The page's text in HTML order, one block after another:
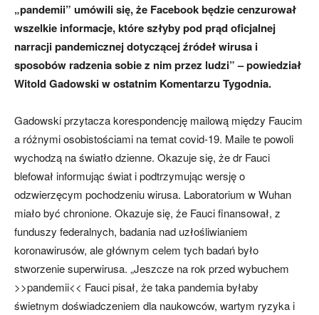
„pandemii” umówili się, że Facebook będzie cenzurował
wszelkie informacje, które szłyby pod prąd oficjalnej
narracji pandemicznej dotyczącej źródeł wirusa i
sposobów radzenia sobie z nim przez ludzi” – powiedział
Witold Gadowski w ostatnim Komentarzu Tygodnia.
Gadowski przytacza korespondencję mailową między Faucim
a różnymi osobistościami na temat covid-19. Maile te powoli
wychodzą na światło dzienne. Okazuje się, że dr Fauci
blefował informując świat i podtrzymując wersję o
odzwierzęcym pochodzeniu wirusa. Laboratorium w Wuhan
miało być chronione. Okazuje się, że Fauci finansował, z
funduszy federalnych, badania nad uzłośliwianiem
koronawirusów, ale głównym celem tych badań było
stworzenie superwirusa. „Jeszcze na rok przed wybuchem
>>pandemii<< Fauci pisał, że taka pandemia byłaby
świetnym doświadczeniem dla naukowców, wartym ryzyka i